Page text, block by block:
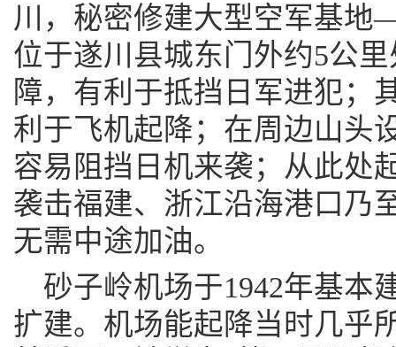
川，秘密修建大型空军基
位于遂川县城东门外约5公
障，有利于抵挡日军进犯；
利于飞机起降；在周边山头
容易阻挡日机来袭；从此处
袭击福建、浙江沿海港口乃
无需中途加油。
砂子岭机场于1942年基本
扩建。机场能起降当时几乎